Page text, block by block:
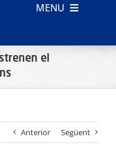
MENU
el
Anterior Següent